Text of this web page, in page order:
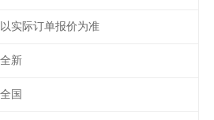
以实际订单报价为准
全新
全国